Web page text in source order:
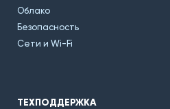
Облако
Безопасность
Сети и Wi-Fi
ТЕХПОДДЕРЖКА